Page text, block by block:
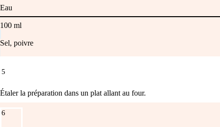
Eau
100 ml
Sel, poivre
5
Étaler la préparation dans un plat allant au four.
6